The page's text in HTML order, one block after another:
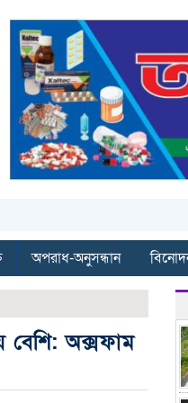
অপরাধ-অনুসন্ধান
বেশি: অক্সফাম